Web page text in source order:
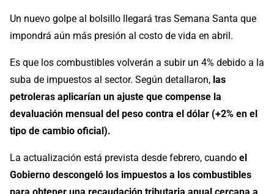
Un nuevo golpe al bolsillo llegará tras Semana Santa que
impondrá aún más presión al costo de vida en abril.
Es que los combustibles volverán a subir un 4% debido a la
suba de impuestos al sector. Según detallaron, las
petroleras aplicarían un ajuste que compense la
devaluación mensual del peso contra el dólar (+2% en el
tipo de cambio oficial).
La actualización está prevista desde febrero, cuando el
Gobierno descongeló los impuestos a los combustibles